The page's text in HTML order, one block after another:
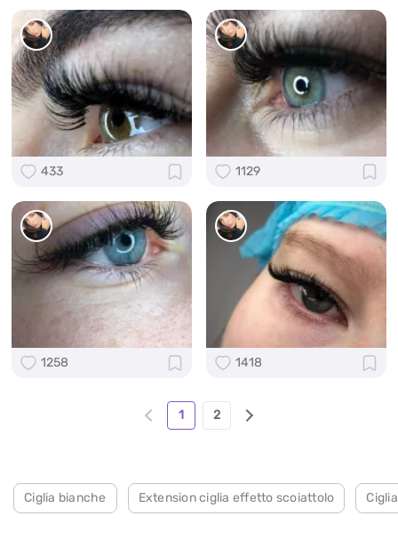
433 1129
1258 1418
1 2
Ciglia bianche Extension ciglia effetto scoiattolo